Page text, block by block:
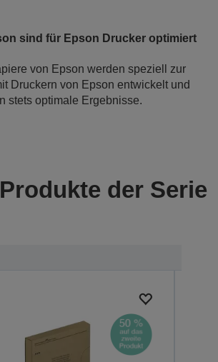
sind für Epson Drucker optimiert
von Epson werden speziell zur
Druckern von Epson entwickelt und
stets optimale Ergebnisse.
der Serie